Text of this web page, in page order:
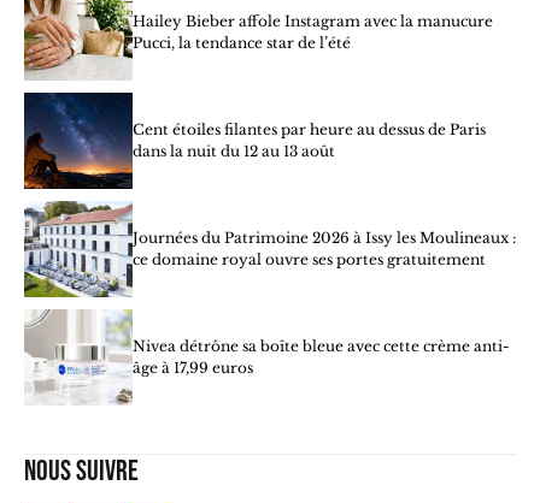
Hailey Bieber affole Instagram avec la manucure
Pucci, la tendance star de l’été
Cent étoiles filantes par heure au dessus de Paris
dans la nuit du 12 au 13 août
Journées du Patrimoine 2026 à Issy les Moulineaux :
ce domaine royal ouvre ses portes gratuitement
Nivea détrône sa boîte bleue avec cette crème anti-
âge à 17,99 euros
Nous suivre